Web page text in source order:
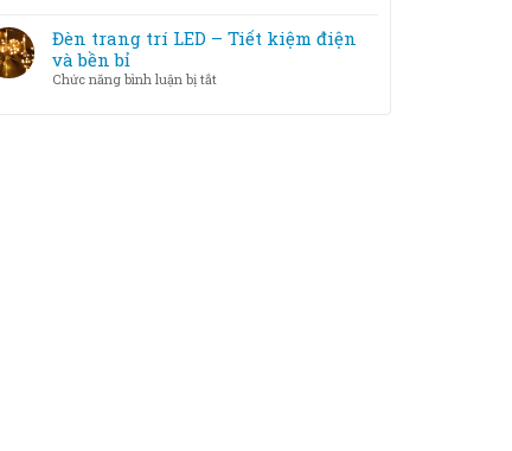
nào
hơn?
Từ
lê
trang
Đèn trang trí LED – Tiết kiệm điện
và bền bỉ
Chức năng bình luận bị tắtở